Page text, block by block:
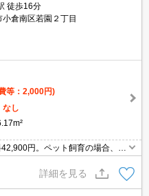
徒歩16分
倉南区若園２丁目
等：2,000円)
なし
円。ペット飼育の場合、礼
迄飼育可。
詳細を見る